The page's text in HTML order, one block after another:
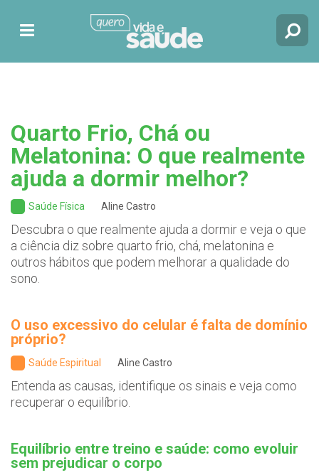
Quarto Frio, Chá ou
Melatonina: O que realmente
ajuda a dormir melhor?
Saúde Física Aline Castro
Descubra o que realmente ajuda a dormir e veja o que
a ciência diz sobre quarto frio, chá, melatonina e
outros hábitos que podem melhorar a qualidade do
sono.
O uso excessivo do celular é falta de domínio
próprio?
Saúde Espiritual Aline Castro
Entenda as causas, identifique os sinais e veja como
recuperar o equilíbrio.
Equilíbrio entre treino e saúde: como evoluir
sem prejudicar o corpo